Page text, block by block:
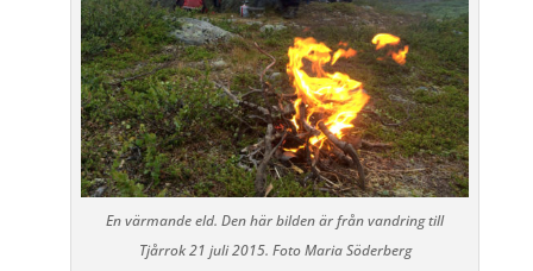
En värmande eld. Den här bilden är från vandring till
Tjårrok 21 juli 2015. Foto Maria Söderberg